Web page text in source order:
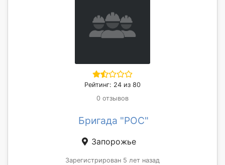
Рейтинг: 24 из 80
0 отзывов
Бригада "РОС"
Запорожье
Зарегистрирован 5 лет назад